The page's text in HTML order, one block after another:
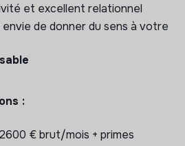
et assurer le suivi des
clients
contrats, la facturation et la
et excellent relationnel
envie de donner du sens à votre
:
€ brut/mois + primes